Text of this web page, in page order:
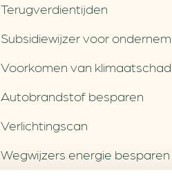
Terugverdien­tijden
Subsidiewijzer voor
Voorkomen van
Autobrandstof besparen
Verlichtingscan
Wegwijzers energie besparen